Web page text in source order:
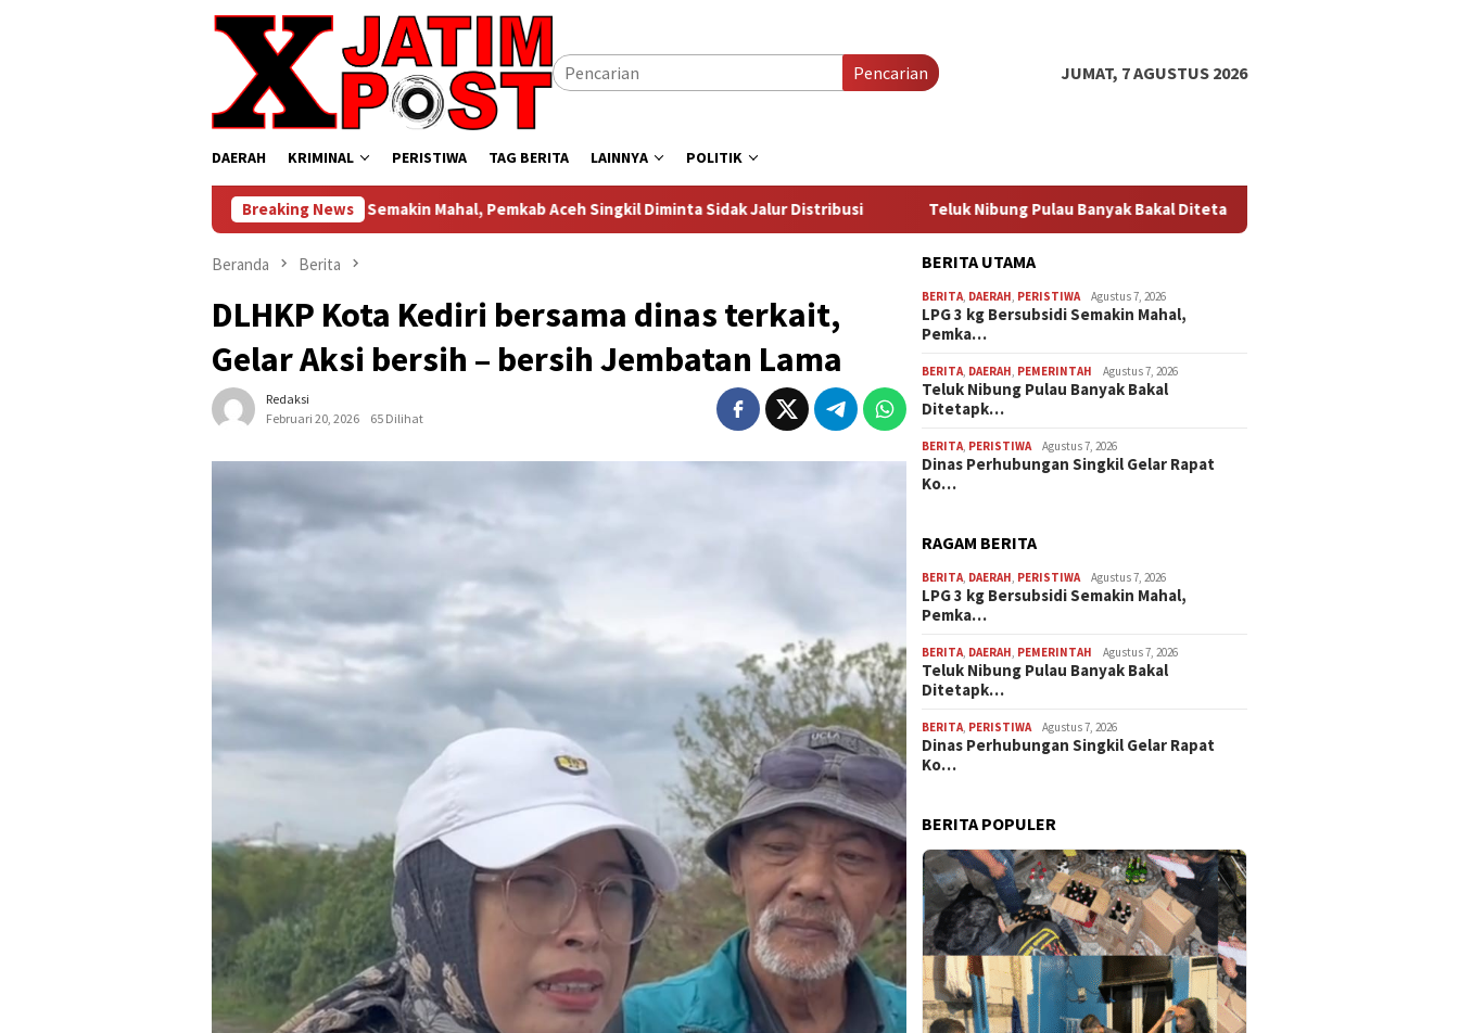
Pencarian JUMAT, 7 AGUSTUS 2026
DAERAH KRIMINAL PERISTIWA TAG BERITA LAINNYA POLITIK
Breaking News
LPG 3 kg Bersubsidi Semakin Mahal, Pemkab Aceh Singkil Diminta Sidak Jalur Distribusi Teluk Nibung Pulau Banyak Bakal Ditetapkan jadi Kampung Nelayan Merah Putih
Beranda Berita
DLHKP Kota Kediri bersama dinas terkait,
Gelar Aksi bersih – bersih Jembatan Lama
Redaksi
Februari 20, 2026
65 Dilihat
BERITA UTAMA
BERITA, DAERAH, PERISTIWA Agustus 7, 2026
LPG 3 kg Bersubsidi Semakin Mahal,
Pemka…
BERITA, DAERAH, PEMERINTAH Agustus 7, 2026
Teluk Nibung Pulau Banyak Bakal
Ditetapk…
BERITA, PERISTIWA Agustus 7, 2026
Dinas Perhubungan Singkil Gelar Rapat
Ko…
RAGAM BERITA
BERITA, DAERAH, PERISTIWA Agustus 7, 2026
LPG 3 kg Bersubsidi Semakin Mahal,
Pemka…
BERITA, DAERAH, PEMERINTAH Agustus 7, 2026
Teluk Nibung Pulau Banyak Bakal
Ditetapk…
BERITA, PERISTIWA Agustus 7, 2026
Dinas Perhubungan Singkil Gelar Rapat
Ko…
BERITA POPULER